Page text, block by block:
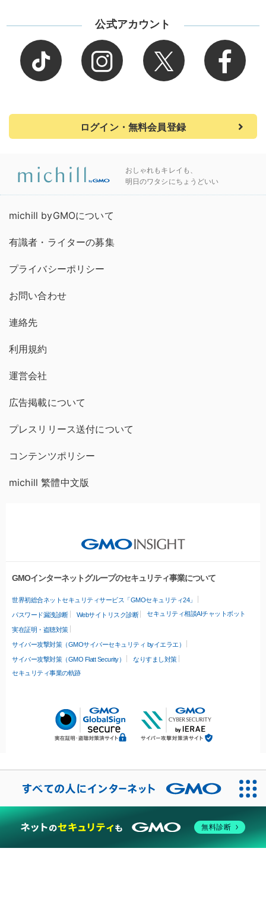
公式アカウント
ログイン・無料会員登録
おしゃれもキレイも、
明日のワタシにちょうどいい
michill byGMOについて
有識者・ライターの募集
プライバシーポリシー
お問い合わせ
連絡先
利用規約
運営会社
広告掲載について
プレスリリース送付について
コンテンツポリシー
michill 繁體中文版
GMOインターネットグループのセキュリティ事業について
世界初総合ネットセキュリティサービス「GMOセキュリティ24」
パスワード漏洩診断 Webサイトリスク診断 セキュリティ相談AIチャットボット
実在証明・盗聴対策
サイバー攻撃対策（GMOサイバーセキュリティ byイエラエ）
サイバー攻撃対策（GMO Flatt Security）
なりすまし対策
セキュリティ事業の軌跡
無料診断